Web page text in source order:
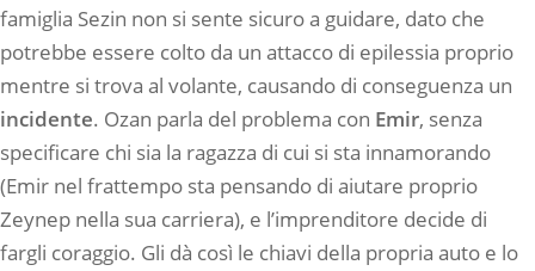
famiglia Sezin non si sente sicuro a guidare, dato che
potrebbe essere colto da un attacco di epilessia proprio
mentre si trova al volante, causando di conseguenza un
incidente. Ozan parla del problema con Emir, senza
specificare chi sia la ragazza di cui si sta innamorando
(Emir nel frattempo sta pensando di aiutare proprio
Zeynep nella sua carriera), e l’imprenditore decide di
fargli coraggio. Gli dà così le chiavi della propria auto e lo